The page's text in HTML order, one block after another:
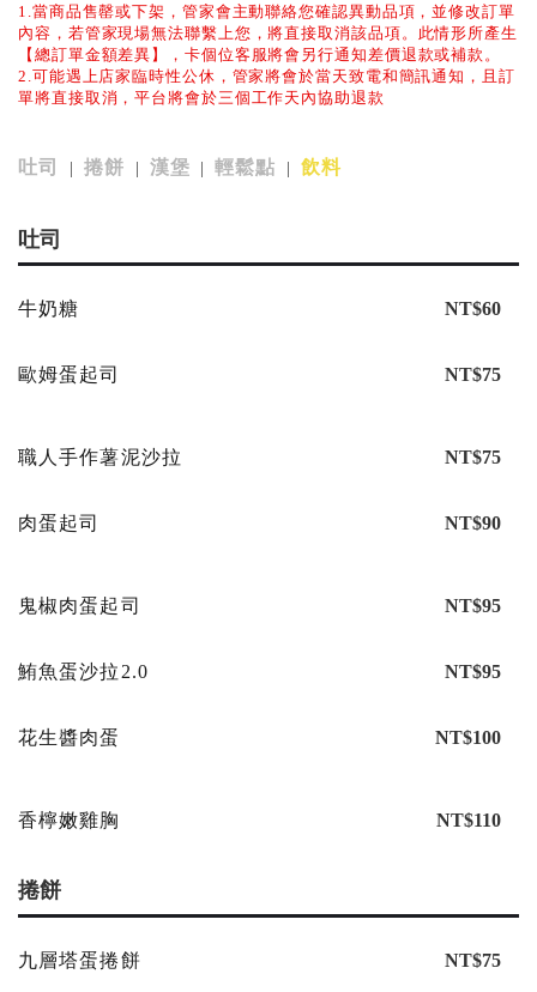
1.當商品售罄或下架，管家會主動聯絡您確認異動品項，並修改訂單
內容，若管家現場無法聯繫上您，將直接取消該品項。此情形所產生
【總訂單金額差異】，卡個位客服將會另行通知差價退款或補款。
2.可能遇上店家臨時性公休，管家將會於當天致電和簡訊通知，且訂
單將直接取消，平台將會於三個工作天內協助退款
吐司 | 捲餅 | 漢堡 | 輕鬆點 | 飲料
吐司
牛奶糖 NT$60
歐姆蛋起司 NT$75
職人手作薯泥沙拉 NT$75
肉蛋起司 NT$90
鬼椒肉蛋起司 NT$95
鮪魚蛋沙拉2.0 NT$95
花生醬肉蛋 NT$100
香檸嫩雞胸 NT$110
捲餅
九層塔蛋捲餅 NT$75